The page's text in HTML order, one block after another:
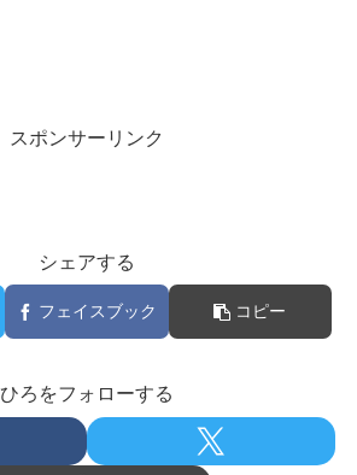
スポンサーリンク
シェアする
フェイスブック コピー
ひろをフォローする